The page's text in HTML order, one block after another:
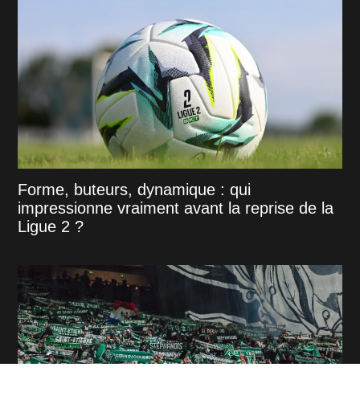
Forme, buteurs, dynamique : qui
impressionne vraiment avant la reprise de la
Ligue 2 ?